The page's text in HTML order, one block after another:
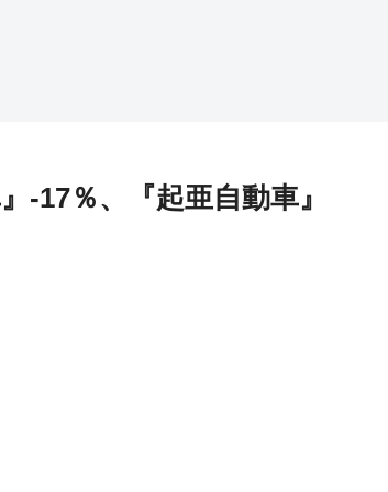
-17％、『起亜自動車』